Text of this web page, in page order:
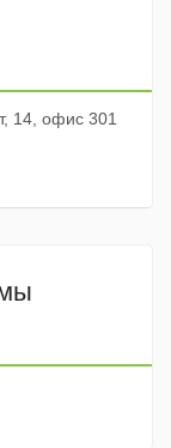
14, офис 301